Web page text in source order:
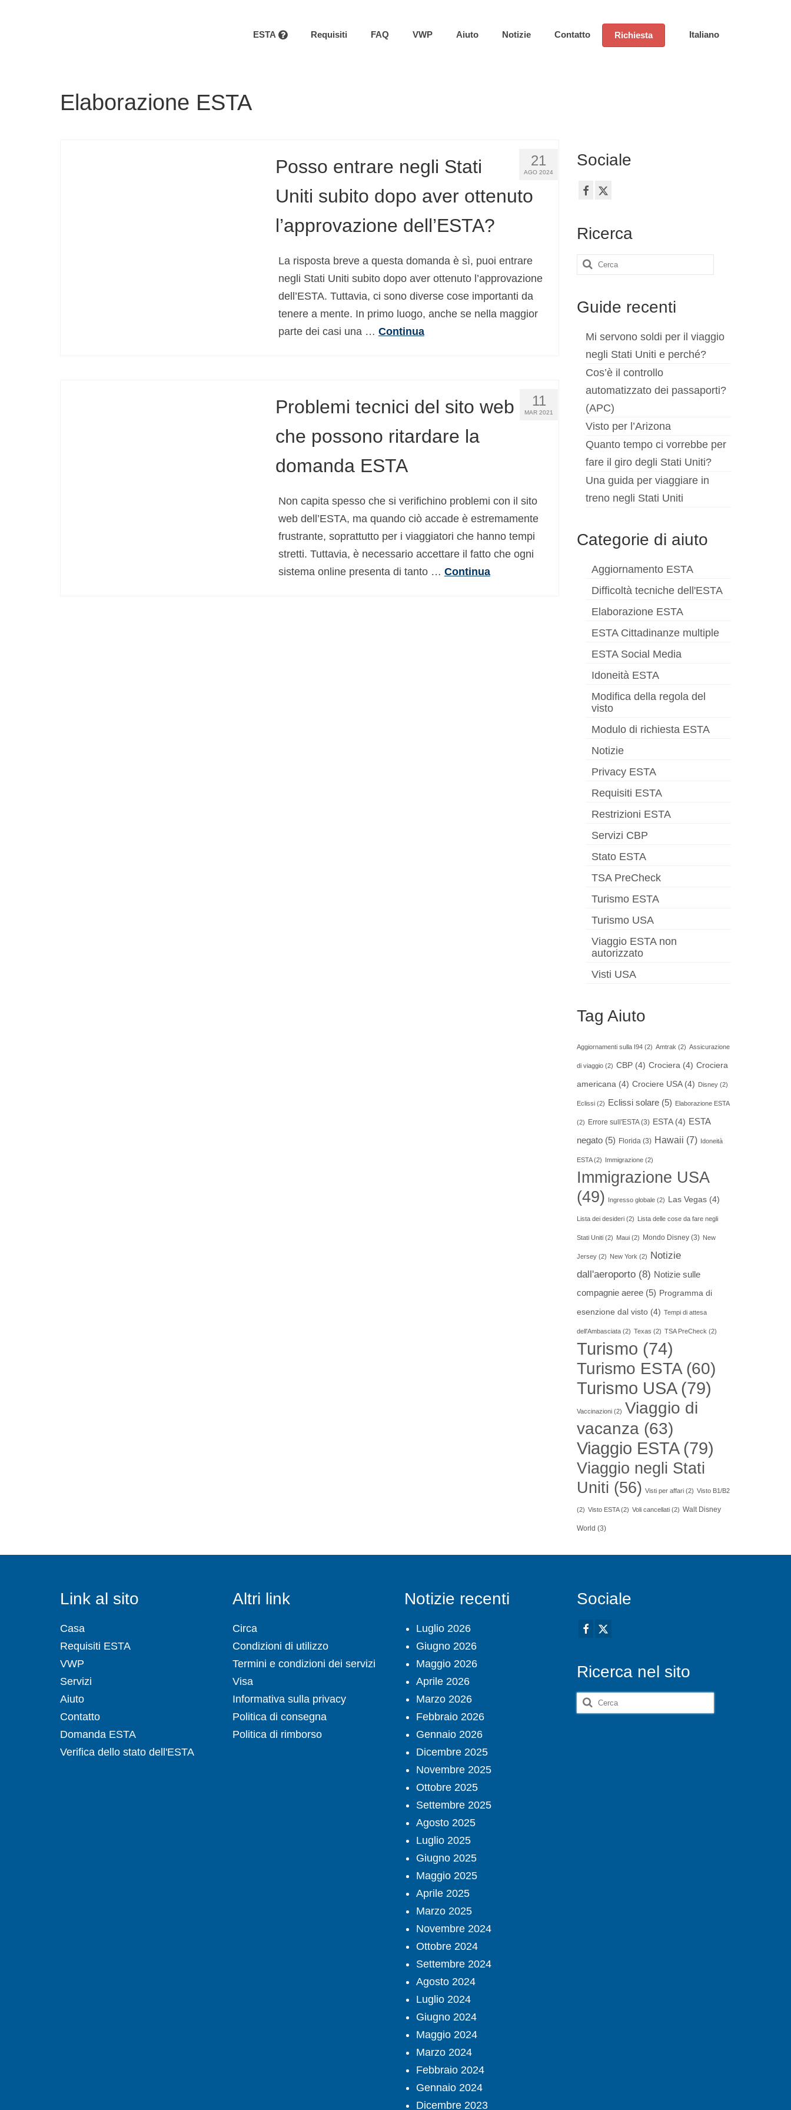
ESTA Requisiti FAQ VWP Aiuto Notizie Contatto Richiesta Italiano
Elaborazione ESTA
21
AGO 2024
Posso entrare negli Stati
Uniti subito dopo aver ottenuto
l’approvazione dell’ESTA?
La risposta breve a questa domanda è sì, puoi entrare
negli Stati Uniti subito dopo aver ottenuto l’approvazione
dell’ESTA. Tuttavia, ci sono diverse cose importanti da
tenere a mente. In primo luogo, anche se nella maggior
parte dei casi una … Continua
11
MAR 2021
Problemi tecnici del sito web
che possono ritardare la
domanda ESTA
Non capita spesso che si verifichino problemi con il sito
web dell’ESTA, ma quando ciò accade è estremamente
frustrante, soprattutto per i viaggiatori che hanno tempi
stretti. Tuttavia, è necessario accettare il fatto che ogni
sistema online presenta di tanto … Continua
Sociale
Ricerca
Cerca:
Guide recenti
Mi servono soldi per il viaggio
negli Stati Uniti e perché?
Cos’è il controllo
automatizzato dei passaporti?
(APC)
Visto per l’Arizona
Quanto tempo ci vorrebbe per
fare il giro degli Stati Uniti?
Una guida per viaggiare in
treno negli Stati Uniti
Categorie di aiuto
Aggiornamento ESTA
Difficoltà tecniche dell'ESTA
Elaborazione ESTA
ESTA Cittadinanze multiple
ESTA Social Media
Idoneità ESTA
Modifica della regola del
visto
Modulo di richiesta ESTA
Notizie
Privacy ESTA
Requisiti ESTA
Restrizioni ESTA
Servizi CBP
Stato ESTA
TSA PreCheck
Turismo ESTA
Turismo USA
Viaggio ESTA non
autorizzato
Visti USA
Tag Aiuto
Aggiornamenti sulla I94(2) Amtrak (2) Assicurazione
di viaggio(2) CBP(4) Crociera (4) Crociera
americana (4) Crociere USA(4) Disney(2)
Eclissi(2) Eclissi solare(5) Elaborazione ESTA
(2) Errore sull'ESTA(3) ESTA(4) ESTA
negato(5) Florida (3) Hawaii (7) Idoneità
ESTA(2) Immigrazione(2)
Immigrazione USA
(49) Ingresso globale(2) Las Vegas(4)
Lista dei desideri(2) Lista delle cose da fare negli
Stati Uniti(2) Maui(2) Mondo Disney(3) New
Jersey(2) New York (2) Notizie
dall'aeroporto(8) Notizie sulle
compagnie aeree(5) Programma di
esenzione dal visto(4) Tempi di attesa
dell'Ambasciata(2) Texas (2) TSA PreCheck (2)
Turismo (74)
Turismo ESTA(60)
Turismo USA(79)
Vaccinazioni(2) Viaggio di
vacanza(63)
Viaggio ESTA(79)
Viaggio negli Stati
Uniti (56) Visti per affari(2) Visto B1/B2
(2) Visto ESTA(2) Voli cancellati(2) Walt Disney
World (3)
Link al sito
Casa
Requisiti ESTA
VWP
Servizi
Aiuto
Contatto
Domanda ESTA
Verifica dello stato dell'ESTA
Altri link
Circa
Condizioni di utilizzo
Termini e condizioni dei servizi
Visa
Informativa sulla privacy
Politica di consegna
Politica di rimborso
Notizie recenti
Luglio 2026
Giugno 2026
Maggio 2026
Aprile 2026
Marzo 2026
Febbraio 2026
Gennaio 2026
Dicembre 2025
Novembre 2025
Ottobre 2025
Settembre 2025
Agosto 2025
Luglio 2025
Giugno 2025
Maggio 2025
Aprile 2025
Marzo 2025
Novembre 2024
Ottobre 2024
Settembre 2024
Agosto 2024
Luglio 2024
Giugno 2024
Maggio 2024
Marzo 2024
Febbraio 2024
Gennaio 2024
Dicembre 2023
Sociale
Ricerca nel sito
Cerca: